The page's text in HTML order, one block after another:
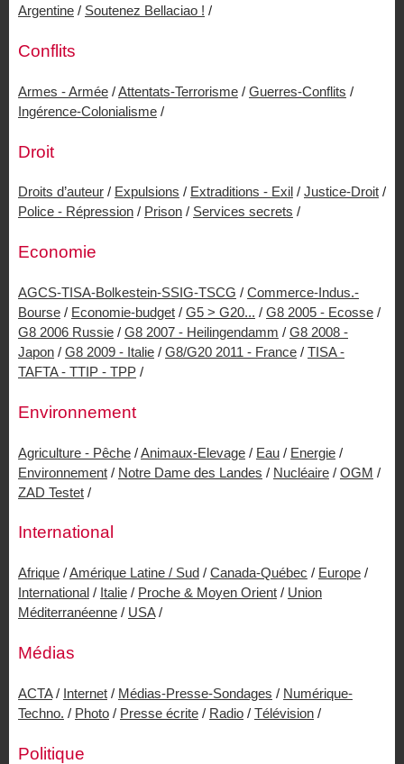
Argentine / Soutenez Bellaciao ! /
Conflits
Armes - Armée /Attentats-Terrorisme / Guerres-Conflits /
Ingérence-Colonialisme /
Droit
Droits d’auteur / Expulsions / Extraditions - Exil / Justice-Droit /
Police - Répression / Prison / Services secrets /
Economie
AGCS-TISA-Bolkestein-SSIG-TSCG / Commerce-Indus.-
Bourse / Economie-budget / G5 > G20... / G8 2005 - Ecosse /
G8 2006 Russie / G8 2007 - Heilingendamm / G8 2008 -
Japon / G8 2009 - Italie / G8/G20 2011 - France / TISA -
TAFTA - TTIP - TPP /
Environnement
Agriculture - Pêche /Animaux-Elevage / Eau / Energie /
Environnement / Notre Dame des Landes / Nucléaire / OGM /
ZAD Testet /
International
Afrique /Amérique Latine / Sud / Canada-Québec / Europe /
International / Italie / Proche & Moyen Orient / Union
Méditerranéenne / USA/
Médias
ACTA/ Internet / Médias-Presse-Sondages / Numérique-
Techno. / Photo / Presse écrite / Radio / Télévision /
Politique